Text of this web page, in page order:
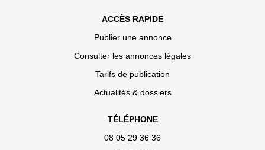
ACCÈS RAPIDE
Publier une annonce
Consulter les annonces légales
Tarifs de publication
Actualités & dossiers
TÉLÉPHONE
08 05 29 36 36